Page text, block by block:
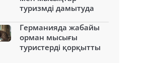
туризмді дамытуда
Германияда жабайы
орман мысығы
туристерді қорқытты